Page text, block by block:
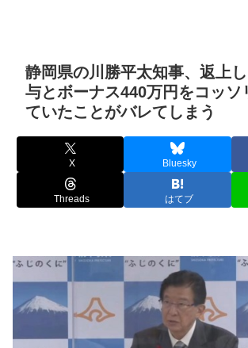
静岡県の川勝平太知事、返上
与とボーナス440万円をコッソ
ていたことがバレてしまう
X Bluesky
Threads はてブ